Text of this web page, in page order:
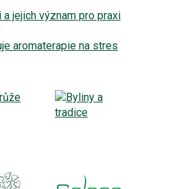
jejich význam pro praxi
aromaterapie na stres